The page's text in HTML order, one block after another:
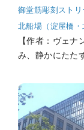
御堂筋彫刻スト
北船場（淀屋橋・
【作者：ヴェ
み、静かにたた